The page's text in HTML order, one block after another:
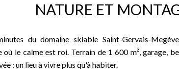
NATURE ET
du domaine skiable Saint-Gervais-
où le calme est roi. Terrain de 1 600 m², garage,
: un lieu à vivre plus qu'à habiter.